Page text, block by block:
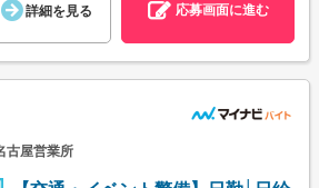
詳細を見る 応募画面に進む
古屋営業所